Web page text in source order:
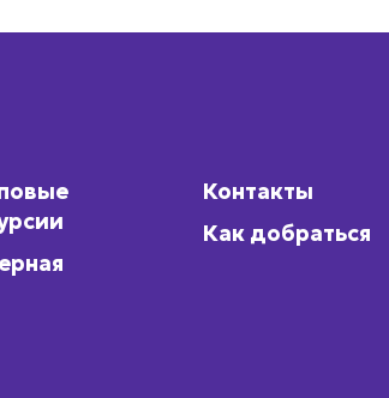
Контакты
Как добраться